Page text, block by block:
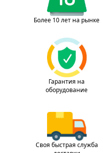
Более 10 лет на рынке
Гарантия на
оборудование
Своя быстрая служба